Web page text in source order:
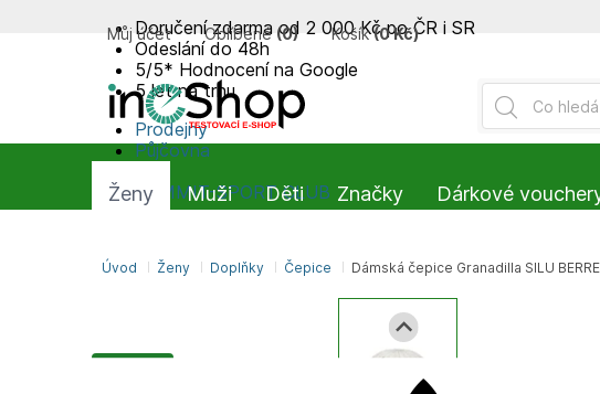
DEN MATEK
Doručení zdarma od 2 000 Kč po ČR i SR
Odeslání do 48h
5/5* Hodnocení na Google
5 let na trhu
Prodejny
Půjčovna
SUMMIT-SPORT CLUB
Můj účet Oblíbené (0) Košík (0 Kč)
Úvod Ženy Doplňky Čepice Dámská čepice Granadilla SILU
Ženy Muži Děti Značky Dárkové